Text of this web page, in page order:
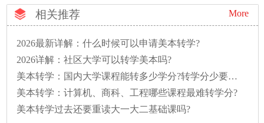
相关推荐 More
2026最新详解：什么时候可以申请美本转学?
2026详解：社区大学可以转学美本吗?
美本转学：国内大学课程能转多少学分?转学分少要多读一年怎么办?
美本转学：计算机、商科、工程哪些课程最难转学分?
美本转学过去还要重读大一大二基础课吗?